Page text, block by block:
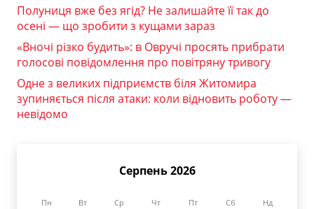
Полуниця вже без ягід? Не залишайте її так до
осені — що зробити з кущами зараз
«Вночі різко будить»: в Овручі просять прибрати
голосові повідомлення про повітряну тривогу
Одне з великих підприємств біля Житомира
зупиняється після атаки: коли відновить роботу —
невідомо
Серпень 2026
Пн Вт Ср Чт Пт Сб Нд